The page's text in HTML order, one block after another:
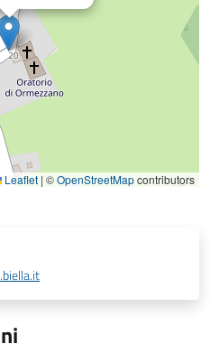
Leaflet | ©OpenStreetMapcontributors